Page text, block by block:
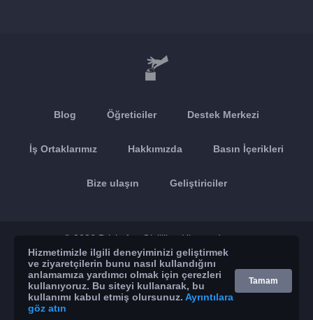
Blog Öğreticiler Destek Merkezi
İş Ortaklarımız Hakkımızda Basın İçerikleri
Bize ulaşın Geliştiriciler
© 2026 Brickoft Gizlilik Hizmet durumu
App Store Google Play
Hizmetimizle ilgili deneyiminizi geliştirmek
ve ziyaretçilerin bunu nasıl kullandığını
anlamamıza yardımcı olmak için çerezleri
kullanıyoruz. Bu siteyi kullanarak, bu
kullanımı kabul etmiş olursunuz. Ayrıntılara
göz atın
Tamam